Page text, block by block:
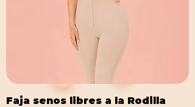
Faja senos libres a la Rodilla